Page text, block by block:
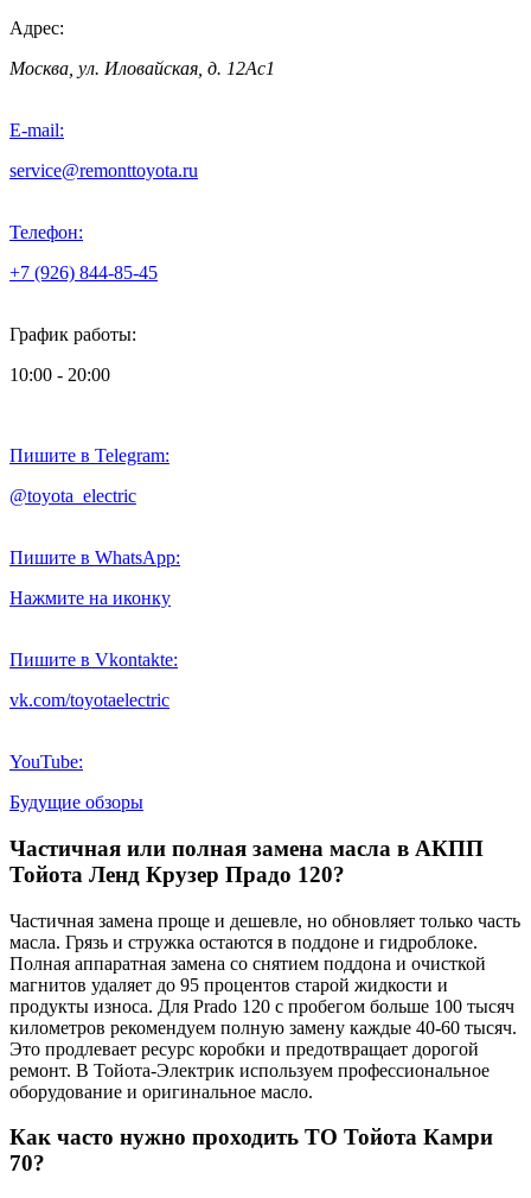
Адрес:
Москва, ул. Иловайская, д. 12Ас1
E-mail:
service@remonttoyota.ru
Телефон:
+7 (926) 844-85-45
График работы:
10:00 - 20:00
Пишите в Telegram:
@toyota_electric
Пишите в WhatsApp:
Нажмите на иконку
Пишите в Vkontakte:
vk.com/toyotaelectric
YouTube:
Будущие обзоры
Частичная или полная замена масла в АКПП
Тойота Ленд Крузер Прадо 120?
Частичная замена проще и дешевле, но обновляет только часть
масла. Грязь и стружка остаются в поддоне и гидроблоке.
Полная аппаратная замена со снятием поддона и очисткой
магнитов удаляет до 95 процентов старой жидкости и
продукты износа. Для Prado 120 с пробегом больше 100 тысяч
километров рекомендуем полную замену каждые 40-60 тысяч.
Это продлевает ресурс коробки и предотвращает дорогой
ремонт. В Тойота-Электрик используем профессиональное
оборудование и оригинальное масло.
Как часто нужно проходить ТО Тойота Камри
70?